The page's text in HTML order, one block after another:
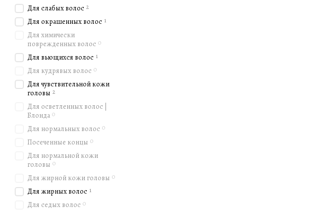
Для слабых волос 2
Для окрашенных волос 1
Для химически
поврежденных волос 0
Для вьющихся волос 1
Для кудрявых волос 0
Для чувствительной кожи
головы 2
Для осветленных волос |
Блонда 0
Для нормальных волос 0
Посеченные концы 0
Для нормальной кожи
головы 0
Для жирной кожи головы 0
Для жирных волос 1
Для седых волос 0